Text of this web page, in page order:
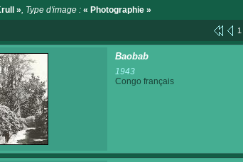
», Type d'image : « Photographie »
1
Baobab
1943
Congo français